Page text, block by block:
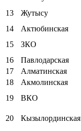
13
Жутысу
14
Актюбинская
15
ЗКО
16
Павлодарская
17
Алматинская
18
Акмолинская
19
ВКО
20
Кызылординская